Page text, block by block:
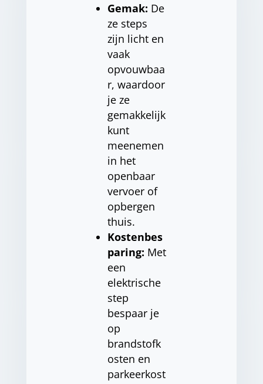
Gemak: De
ze steps
zijn licht en
vaak
opvouwbaa
r, waardoor
je ze
gemakkelijk
kunt
meenemen
in het
openbaar
vervoer of
opbergen
thuis.
Kostenbes
paring: Met
een
elektrische
step
bespaar je
op
brandstofk
osten en
parkeerkost